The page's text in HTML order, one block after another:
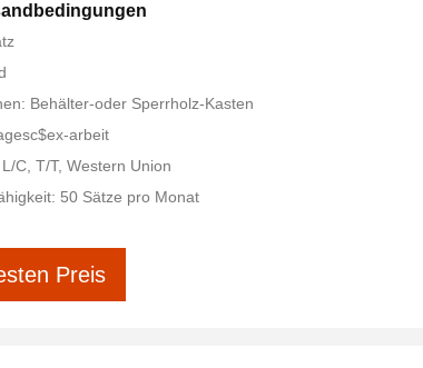
Behälter-oder Sperrholz-Kasten
arbeit
C, T/T, Western Union
50 Sätze pro Monat
Preis